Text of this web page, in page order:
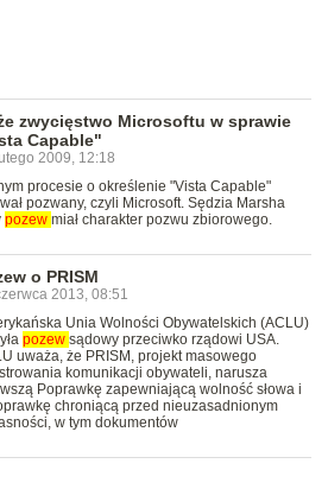
zwycięstwo Microsoftu w sprawie
Capable"
2009, 12:18
procesie o określenie "Vista Capable"
pozwany, czyli Microsoft. Sędzia Marsha
pozew miał charakter pozwu zbiorowego.
o PRISM
2013, 08:51
Unia Wolności Obywatelskich (ACLU)
pozew sądowy przeciwko rządowi USA.
uważa, że PRISM, projekt masowego
komunikacji obywateli, narusza
Poprawkę zapewniającą wolność słowa i
chroniącą przed nieuzasadnionym
w tym dokumentów